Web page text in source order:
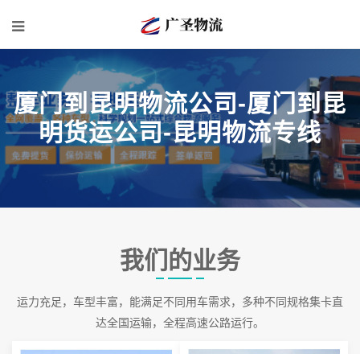
厦门到昆明物流公司-厦门到昆
明货运公司-昆明物流专线
我们的业务
运力充足，车型丰富，能满足不同用车需求，多种不同规格集卡直
达全国运输，全程高速公路运行。